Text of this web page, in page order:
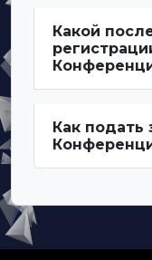
Какой
Как подать